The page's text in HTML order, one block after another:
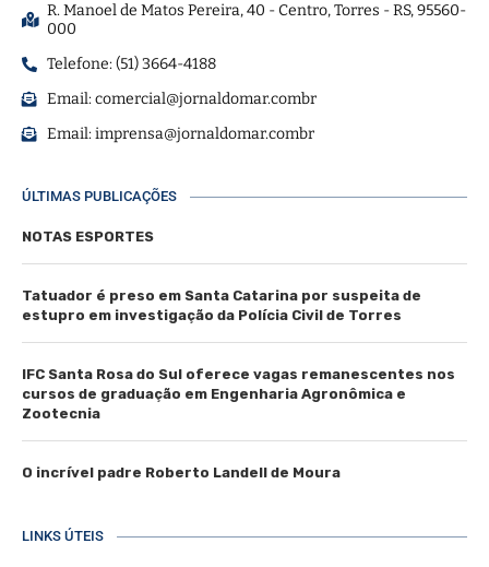
R. Manoel de Matos Pereira, 40 - Centro, Torres - RS, 95560-
000
Telefone: (51) 3664-4188
Email:comercial@jornaldomar.combr
Email:imprensa@jornaldomar.combr
ÚLTIMAS PUBLICAÇÕES
NOTAS ESPORTES
Tatuador é preso em Santa Catarina por suspeita de
estupro em investigação da Polícia Civil de Torres
IFC Santa Rosa do Sul oferece vagas remanescentes nos
cursos de graduação em Engenharia Agronômica e
Zootecnia
O incrível padre Roberto Landell de Moura
LINKS ÚTEIS